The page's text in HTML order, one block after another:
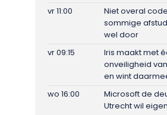
vr 11:00
Niet overal
sommige
wel door
vr 09:15
Iris maakt met
onveiligheid
en wint
wo 16:00
Microsoft de
Utrecht wil